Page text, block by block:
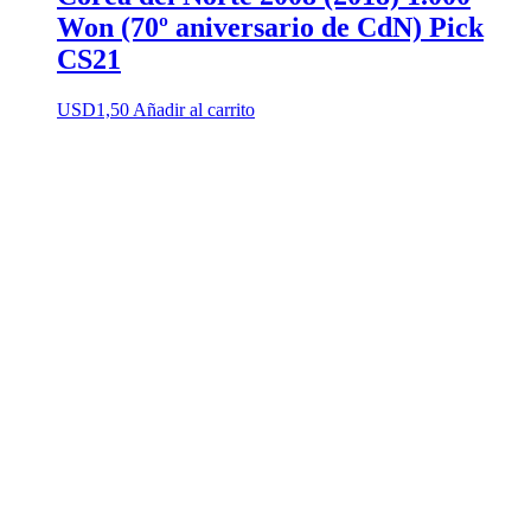
Won (70º aniversario de CdN) Pick
CS21
USD1,50 Añadir al carrito